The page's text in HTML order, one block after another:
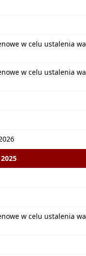
w celu ustalenia
w celu ustalenia
w celu ustalenia